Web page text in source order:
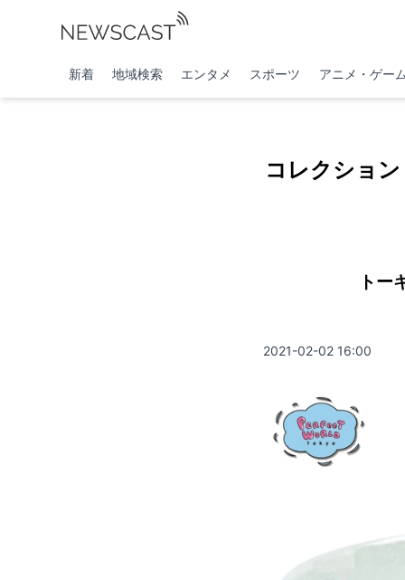
新着 地域検索 エンタメ スポーツ アニメ・ゲー
コレクショ
トー
2021-02-02 16:00